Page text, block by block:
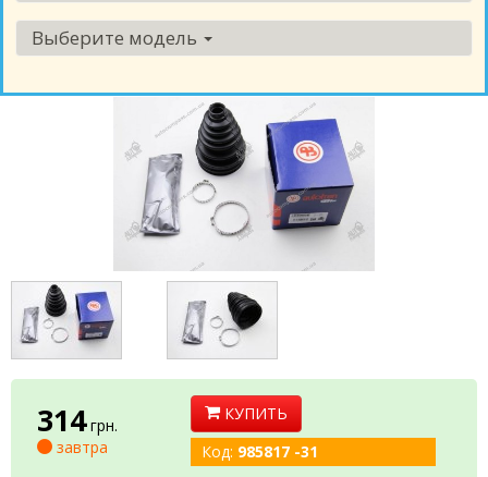
Выберите модель
314 грн.
завтра
КУПИТЬ
Код: 985817 -31